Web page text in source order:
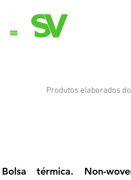
Produtos elaborados
Bolsa térmica. Non-